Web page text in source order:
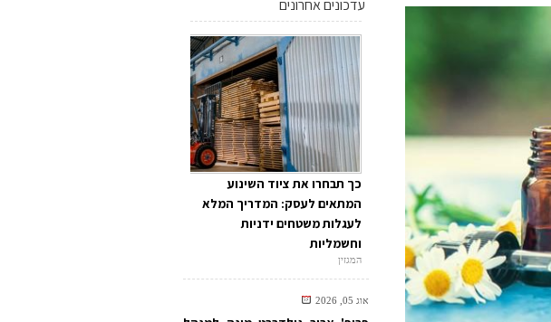
עדכונים אחרונים
כך תבחרו את ציוד השינוע
המתאים לעסק: המדריך המלא
לעגלות משטחים ידניות
וחשמליות
המגזין
אוג 05, 2026